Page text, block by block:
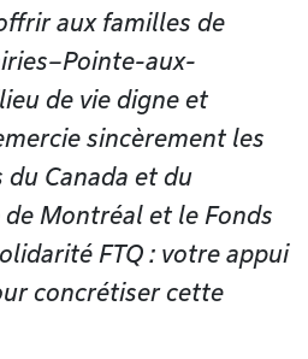
aux familles de
aux-
de vie digne et
sincèrement les
Canada et du
de Montréal et le Fonds
FTQ : votre appui
concrétiser cette